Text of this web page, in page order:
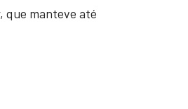
manteve até